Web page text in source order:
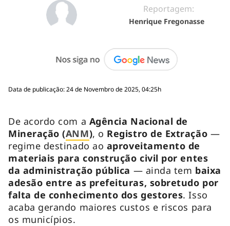
Reportagem:
Henrique Fregonasse
Data de publicação: 24 de Novembro de 2025, 04:25h
De acordo com a Agência Nacional de
Mineração (ANM), o Registro de Extração —
regime destinado ao aproveitamento de
materiais para construção civil por entes
da administração pública — ainda tem baixa
adesão entre as prefeituras, sobretudo por
falta de conhecimento dos gestores. Isso
acaba gerando maiores custos e riscos para
os municípios.